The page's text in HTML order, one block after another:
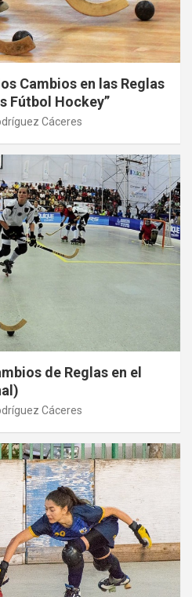
Cambios en las Reglas
Fútbol Hockey”
Cáceres
de Reglas en el
Cáceres